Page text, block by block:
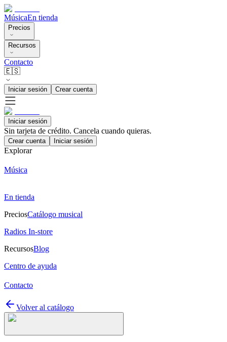
MúsicaEn tienda
Precios
Recursos
Contacto
🇪🇸
Iniciar sesión Crear cuenta
Iniciar sesión
Sin tarjeta de crédito. Cancela cuando quieras.
Crear cuenta Iniciar sesión
Explorar
Música
En tienda
PreciosCatálogo musical
Radios In-store
RecursosBlog
Centro de ayuda
Contacto
Volver al catálogo